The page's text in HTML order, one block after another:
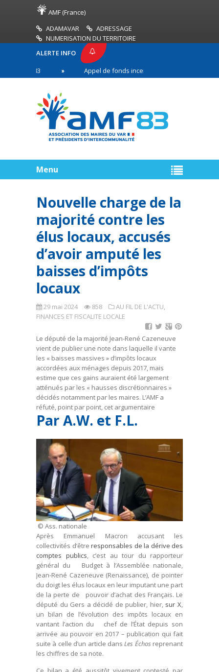
AMF (France)
ADAMAVAR
ADRESSAGE
NUMERISATION DU TERRITOIRE
ALERTE INFO
Appel de fonds incendies de forêt
ligne
Menu
Nouvelle charge de la
majorité contre les
élus locaux, accusés
d’avoir amputé les
baisses d’impôts
locaux
29 mai 2024 858 AU FIL DE L'ACTU,
FINANCES ET FISCALITE LOCALE
Le député de la majorité Jean-René Cazeneuve
vient de publier une note dans laquelle il vante
les « baisses massives » d’impôts locaux
accordées aux ménages depuis 2017, mais
estime que ces gains auraient été largement
atténués par les « hausses discrétionnaires »
décidés notamment par les maires. L’AMF a
réfuté, point par point, cet argumentaire
Par A.W. et F.L.
© Ass. nationale
Après Emmanuel Macron accusant les
collectivités d’être responsables de la dérive des
comptes publics, c’est au tour du rapporteur
général du Budget à l’Assemblée nationale,
Jean-René Cazeneuve (Renaissance), de pointer
du doigt les élus locaux en leur imputant une part
de la perte de pouvoir d’achat des Français. Le
député du Gers a décidé de publier, hier, sur X,
un bilan de l’évolution des impôts locaux en
vantant l’action du chef de l’État depuis son
arrivée au pouvoir en 2017 – publication qui fait
suite à celle d’un article dansLes Échos reprenant
les chiffres de sa note.